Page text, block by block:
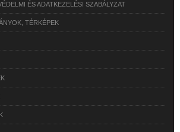
ÉS ADATKEZELÉSI SZABÁLYZAT
TÉRKÉPEK